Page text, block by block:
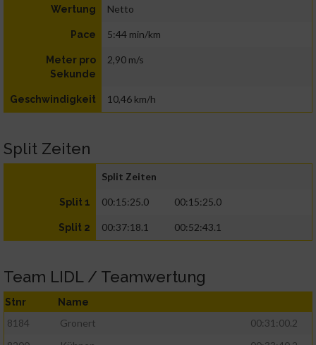
Wertung Netto
Pace 5:44 min/km
Meter pro
Sekunde
2,90 m/s
Geschwindigkeit 10,46 km/h
Split Zeiten
Split Zeiten
Split 1 00:15:25.0 00:15:25.0
Split 2 00:37:18.1 00:52:43.1
Team LIDL / Teamwertung
Stnr Name
8184 Gronert
00:31:00.2